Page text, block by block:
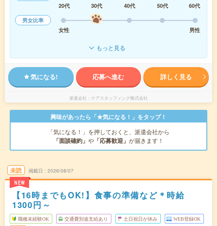
20代
30代 40代 50代
60代
男女比率
女性
男性
もっと見る
気になる! 応募へ進む 詳しく見る
派遣会社 ケアスタッフィング株式会社
興味があったら「★気になる！」をタップ！
「気になる！」を押しておくと、派遣会社から
「面談確約」 や 「応募歓迎」 が届きます！
未読
NEW
掲載日 2026/08/07
【16時までもOK!】食事の準備など＊時給
1300円～
職種未経験OK 交通費別途支給あり 土日祝日が休み WEB登録OK